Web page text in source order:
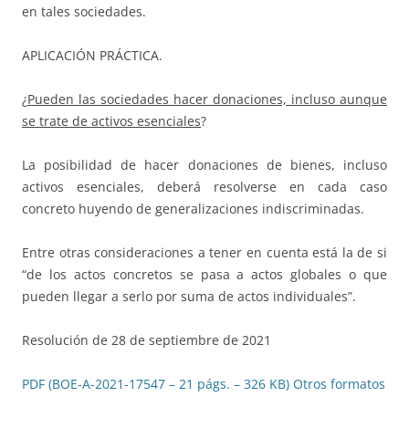
en tales sociedades.
APLICACIÓN PRÁCTICA.
¿Pueden las sociedades hacer donaciones, incluso aunque
se trate de activos esenciales?
La posibilidad de hacer donaciones de bienes, incluso
activos esenciales, deberá resolverse en cada caso
concreto huyendo de generalizaciones indiscriminadas.
Entre otras consideraciones a tener en cuenta está la de si
“de los actos concretos se pasa a actos globales o que
pueden llegar a serlo por suma de actos individuales”.
Resolución de 28 de septiembre de 2021
PDF (BOE-A-2021-17547 – 21 págs. – 326 KB) Otros formatos